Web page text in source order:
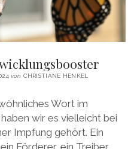
von CHRISTIANE HENKEL
Wort im
wir es vielleicht bei
Impfung gehört. Ein